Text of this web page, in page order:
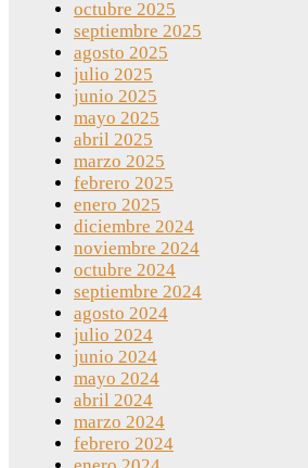
octubre 2025
septiembre 2025
agosto 2025
julio 2025
junio 2025
mayo 2025
abril 2025
marzo 2025
febrero 2025
enero 2025
diciembre 2024
noviembre 2024
octubre 2024
septiembre 2024
agosto 2024
julio 2024
junio 2024
mayo 2024
abril 2024
marzo 2024
febrero 2024